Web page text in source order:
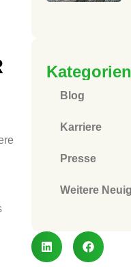
Kategorien
Blog
Karriere
Presse
Weitere